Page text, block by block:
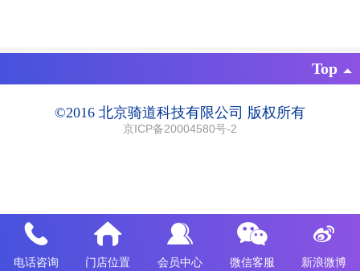
Top
©2016 北京骑道科技有限公司 版权所有
京ICP备20004580号-2
电话咨询 门店位置 会员中心 微信客服 新浪微博